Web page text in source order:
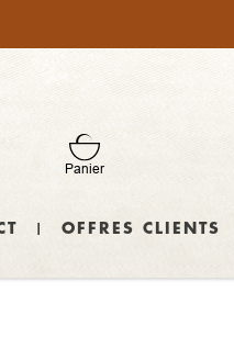
Panier
OFFRES CLIENTS